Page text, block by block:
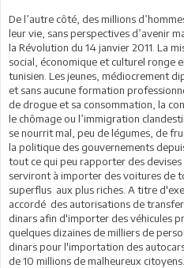
De l’autre côté, des millions
leur vie, sans perspectives d’avenir
la Révolution du 14 janvier 2011. La
social, économique et culturel ronge
tunisien. Les jeunes, médiocrement
et sans aucune formation
de drogue et sa consommation, la
le chômage ou l’immigration
se nourrit mal, peu de légumes, de
la politique des gouvernements
tout ce qui peu rapporter des devises
serviront à importer des voitures de
superflus aux plus riches. A titre
accordé des autorisations de
dinars afin d'importer des véhicules
quelques dizaines de milliers de
dinars pour l'importation des
de 10 millions de malheureux citoyens.